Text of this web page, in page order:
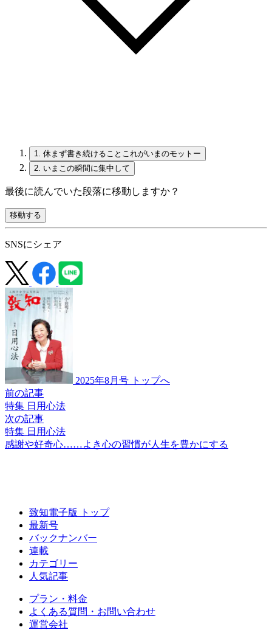
1.
休まず書き続けることこれがいまのモットー
2. いまこの瞬間に集中して
最後に読んでいた段落に移動しますか？
移動する
SNSにシェア
2025年8月号 トップへ
前の記事
特集 日用心法
次の記事
特集 日用心法
感謝や好奇心……よき心の習慣が人生を豊かにする
致知電子版 トップ
最新号
バックナンバー
連載
カテゴリー
人気記事
プラン・料金
よくある質問・お問い合わせ
運営会社